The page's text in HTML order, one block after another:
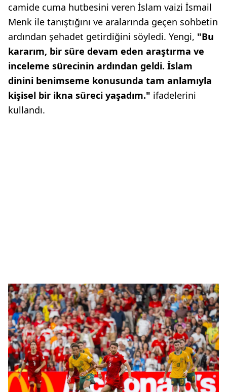
camide cuma hutbesini veren İslam vaizi İsmail
Menk ile tanıştığını ve aralarında geçen sohbetin
ardından şehadet getirdiğini söyledi. Yengi, "Bu
kararım, bir süre devam eden araştırma ve
inceleme sürecinin ardından geldi. İslam
dinini benimseme konusunda tam anlamıyla
kişisel bir ikna süreci yaşadım." ifadelerini
kullandı.